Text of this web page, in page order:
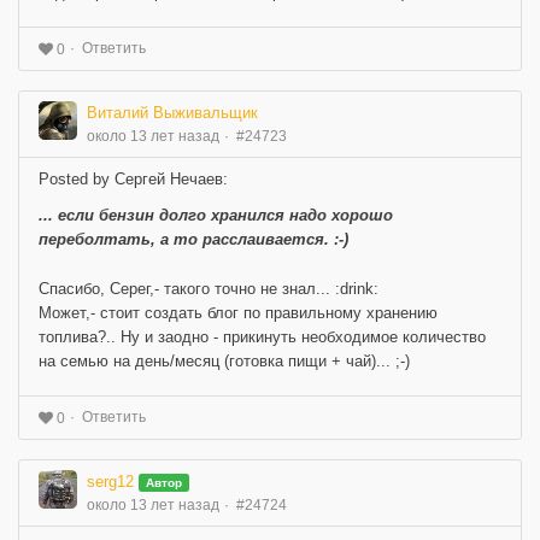
0 Ответить
Виталий Выживальщик
около 13 лет назад #24723
Posted by Сергей Нечаев:
... если бензин долго хранился надо хорошо
переболтать, а то расслаивается. :-)
Спасибо, Серег,- такого точно не знал... :drink:
Может,- стоит создать блог по правильному хранению
топлива?.. Ну и заодно - прикинуть необходимое количество
на семью на день/месяц (готовка пищи + чай)... ;-)
0 Ответить
serg12 Автор
около 13 лет назад #24724